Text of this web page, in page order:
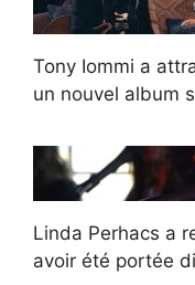
Tony Iommi a
un nouvel album
Linda Perhacs a
avoir été portée